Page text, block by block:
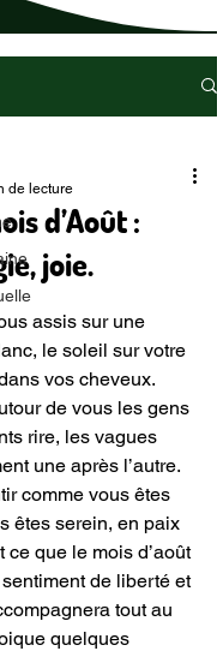
d’Août :
joie.
de lecture
sur 5.
le soleil sur votre
vos cheveux.
de vous les gens
rire, les vagues
une après l’autre.
comme vous êtes
êtes serein, en paix
ce que le mois d’août
de liberté et
tout au
quelques